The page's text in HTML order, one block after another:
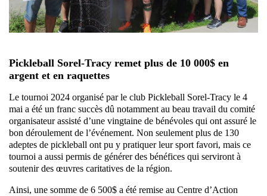
Pickleball Sorel-Tracy remet plus de 10 000$ en
argent et en raquettes
Le tournoi 2024 organisé par le club Pickleball Sorel-Tracy le 4
mai a été un franc succès dû notamment au beau travail du comité
organisateur assisté d’une vingtaine de bénévoles qui ont assuré le
bon déroulement de l’événement. Non seulement plus de 130
adeptes de pickleball ont pu y pratiquer leur sport favori, mais ce
tournoi a aussi permis de générer des bénéfices qui serviront à
soutenir des œuvres caritatives de la région.
Ainsi, une somme de 6 500$ a été remise au Centre d’Action